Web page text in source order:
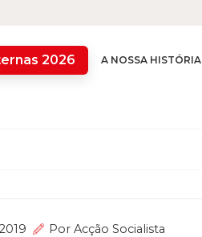
2026 A NOSSA HISTÓRIA
Por Acção Socialista